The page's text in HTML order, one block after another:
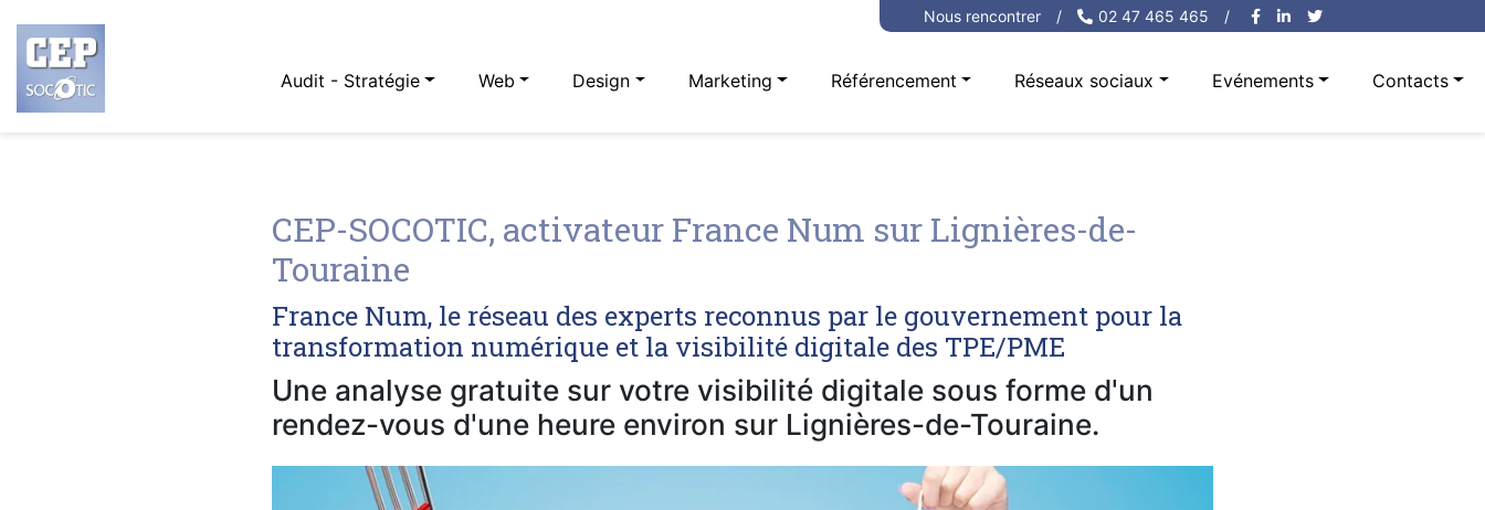
Nous rencontrer / 02 47 465 465 /
Audit - Stratégie Web Design Marketing Référencement Réseaux sociaux Evénements Contacts
CEP-SOCOTIC, activateur France Num sur Lignières-de-
Touraine
France Num, le réseau des experts reconnus par le gouvernement pour la
transformation numérique et la visibilité digitale des TPE/PME
Une analyse gratuite sur votre visibilité digitale sous forme d'un
rendez-vous d'une heure environ sur Lignières-de-Touraine.